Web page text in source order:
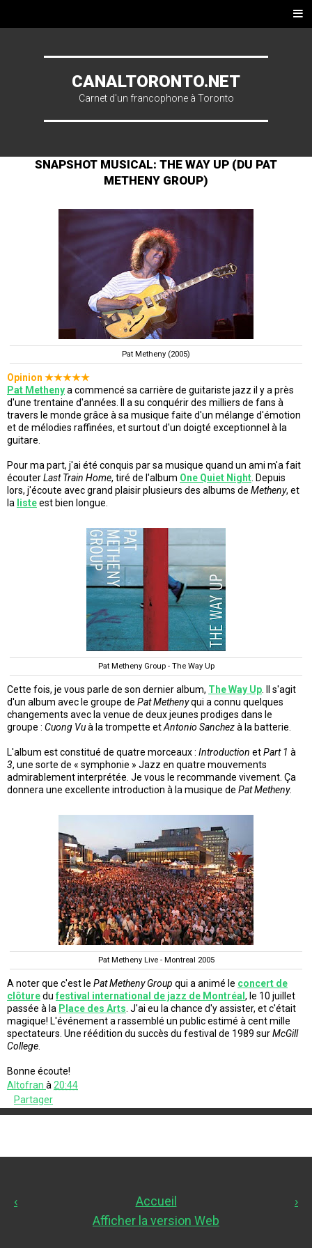
Men
CANALTORONTO.NET
Carnet d'un francophone à Toronto
SNAPSHOT MUSICAL: THE WAY UP (DU PAT
METHENY GROUP)
Pat Metheny (2005)
Opinion ★★★★★
Pat Methenya commencé sa carrière de guitariste jazz il y a près
d'une trentaine d'années. Il a su conquérir des milliers de fans à
travers le monde grâce à sa musique faite d'un mélange d'émotion
et de mélodies raffinées, et surtout d'un doigté exceptionnel à la
guitare.
Pour ma part, j'ai été conquis par sa musique quand un ami m'a fait
écouterLast Train Home, tiré de l'album One Quiet Night . Depuis
lors, j'écoute avec grand plaisir plusieurs des albums de Metheny, et
la listeest bien longue.
Pat Metheny Group - The Way Up
Cette fois, je vous parle de son dernier album, The Way Up . Il s'agit
d'un album avec le groupe de Pat Methenyqui a connu quelques
changements avec la venue de deux jeunes prodiges dans le
groupe : Cuong Vuà la trompette etAntonio Sanchezà la batterie.
L'album est constitué de quatre morceaux : Introduction etPart 1 à
3, une sorte de « symphonie » Jazz en quatre mouvements
admirablement interprétée. Je vous le recommande vivement. Ça
donnera une excellente introduction à la musique de Pat Metheny.
Pat Metheny Live - Montreal 2005
A noter que c'est le Pat Metheny Group qui a animé le concert de
clôturedu festival international de jazz de Montréal , le 10 juillet
passée à la Place des Arts . J'ai eu la chance d'y assister, et c'était
magique! L'événement a rassemblé un public estimé à cent mille
spectateurs. Une réédition du succès du festival de 1989 surMcGill
College
Bonne écoute!
Altofran à 20:44
Partager
‹ ›
Accueil
Afficher la version Web